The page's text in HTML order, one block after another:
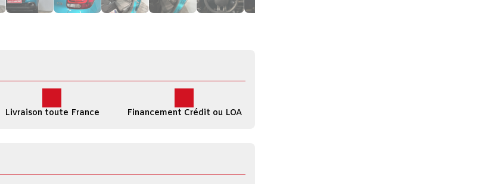
Livraison toute France Financement Crédit ou LOA